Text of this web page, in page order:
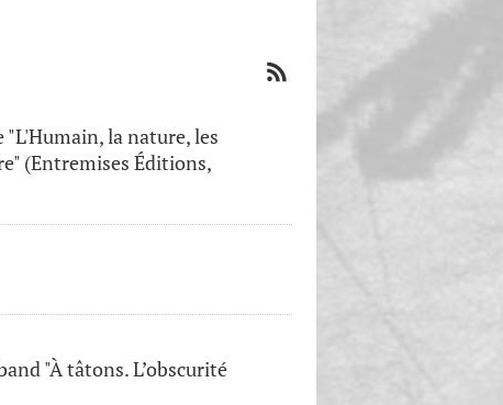
la nature, les
(Entremises Éditions,
"À tâtons. L’obscurité